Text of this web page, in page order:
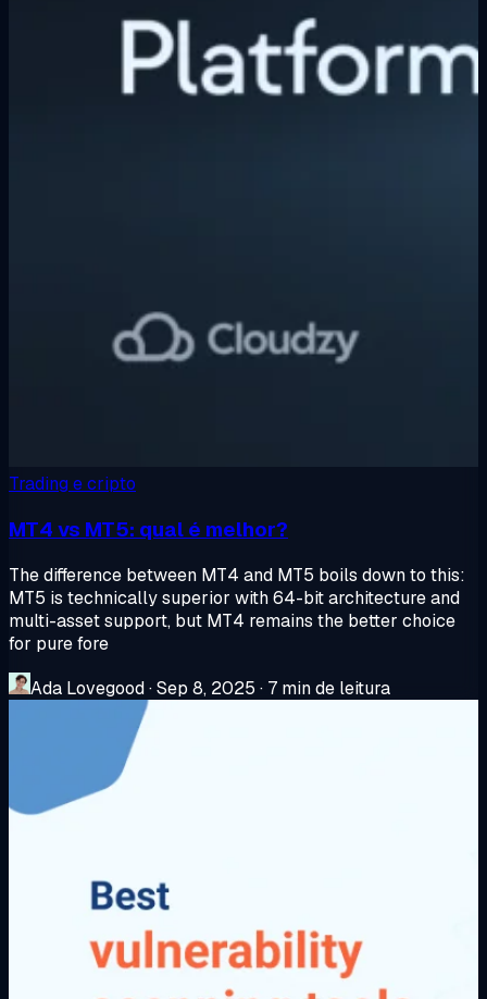
Trading e cripto
MT4 vs MT5: qual é melhor?
The difference between MT4 and MT5 boils down to this:
MT5 is technically superior with 64-bit architecture and
multi-asset support, but MT4 remains the better choice
for pure fore
Ada Lovegood·Sep 8, 2025 · 7 min de leitura